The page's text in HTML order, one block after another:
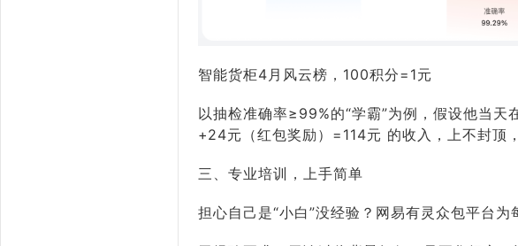
智能货柜4月风云榜，100积分=1元
以抽检准确率≥99%的“学霸”为例，假设他当
+24元（红包奖励）=114元 的收入，上不封顶
三、专业培训，上手简单
担心自己是“小白”没经验？网易有灵众包平台为